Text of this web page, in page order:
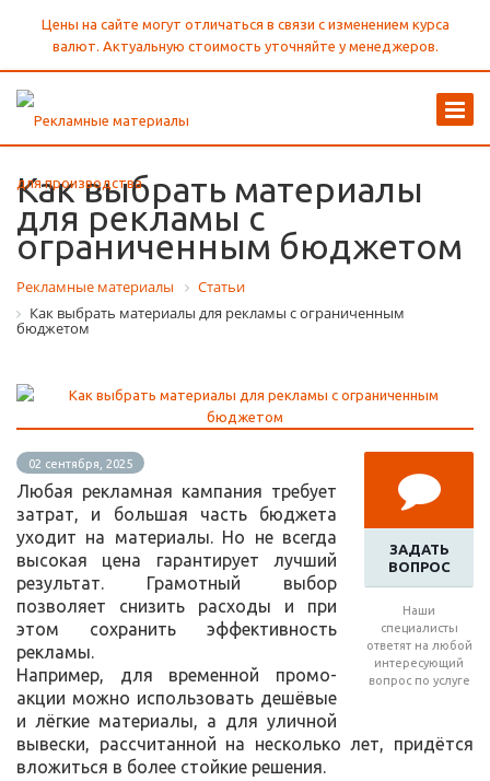
Цены на сайте могут отличаться в связи с изменением курса
валют. Актуальную стоимость уточняйте у менеджеров.
Как выбрать материалы
для рекламы с
ограниченным бюджетом
Рекламные материалы
Статьи
Как выбрать материалы для рекламы с ограниченным
бюджетом
ЗАДАТЬ
ВОПРОС
Наши
специалисты
ответят на любой
интересующий
вопрос по услуге
02 сентября, 2025
Любая рекламная кампания требует
затрат, и большая часть бюджета
уходит на материалы. Но не всегда
высокая цена гарантирует лучший
результат. Грамотный выбор
позволяет снизить расходы и при
этом сохранить эффективность
рекламы.
Например, для временной промо-
акции можно использовать дешёвые
и лёгкие материалы, а для уличной
вывески, рассчитанной на несколько лет, придётся
вложиться в более стойкие решения.